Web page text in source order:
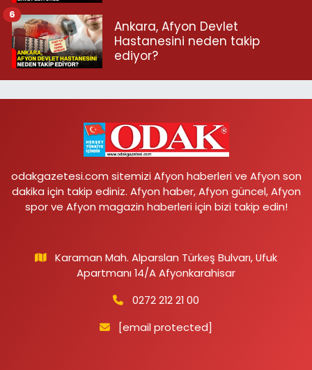
Ankara, Afyon Devlet
Hastanesini neden takip
ediyor?
6
odakgazetesi.com sitemizi Afyon haberleri ve Afyon son
dakika için takip ediniz. Afyon haber, Afyon güncel, Afyon
spor ve Afyon magazin haberleri için bizi takip edin!
Karaman Mah. Alparslan Türkeş Bulvarı, Ufuk
Apartmanı 14/A Afyonkarahisar
0272 212 21 00
[email protected]